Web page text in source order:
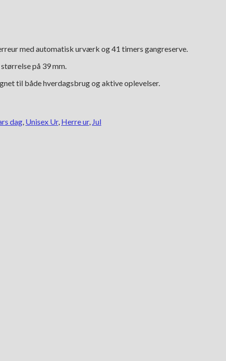
med automatisk urværk og 41 timers gangreserve.
på 39 mm.
til både hverdagsbrug og aktive oplevelser.
dag, Unisex Ur, Herre ur, Jul